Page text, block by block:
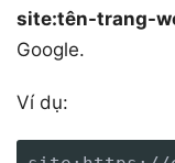
site:tên-trang-
Google.
Ví dụ: